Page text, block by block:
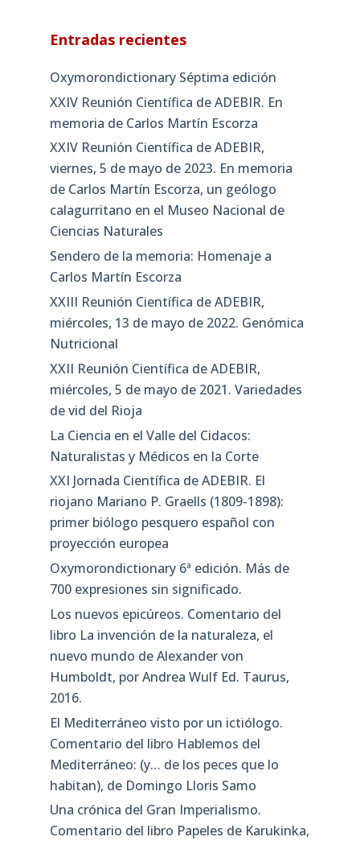
Entradas recientes
Oxymorondictionary Séptima edición
XXIV Reunión Científica de ADEBIR. En
memoria de Carlos Martín Escorza
XXIV Reunión Científica de ADEBIR,
viernes, 5 de mayo de 2023. En memoria
de Carlos Martín Escorza, un geólogo
calagurritano en el Museo Nacional de
Ciencias Naturales
Sendero de la memoria: Homenaje a
Carlos Martín Escorza
XXIII Reunión Científica de ADEBIR,
miércoles, 13 de mayo de 2022. Genómica
Nutricional
XXII Reunión Científica de ADEBIR,
miércoles, 5 de mayo de 2021. Variedades
de vid del Rioja
La Ciencia en el Valle del Cidacos:
Naturalistas y Médicos en la Corte
XXI Jornada Científica de ADEBIR. El
riojano Mariano P. Graells (1809-1898):
primer biólogo pesquero español con
proyección europea
Oxymorondictionary 6ª edición. Más de
700 expresiones sin significado.
Los nuevos epicúreos. Comentario del
libro La invención de la naturaleza, el
nuevo mundo de Alexander von
Humboldt, por Andrea Wulf Ed. Taurus,
2016.
El Mediterráneo visto por un ictiólogo.
Comentario del libro Hablemos del
Mediterráneo: (y… de los peces que lo
habitan), de Domingo Lloris Samo
Una crónica del Gran Imperialismo.
Comentario del libro Papeles de Karukinka,